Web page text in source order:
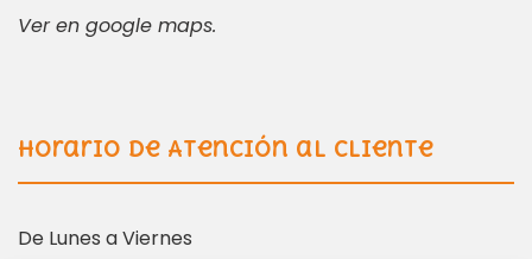
Ver en google maps.
Horario de Atención al Cliente
De Lunes a Viernes